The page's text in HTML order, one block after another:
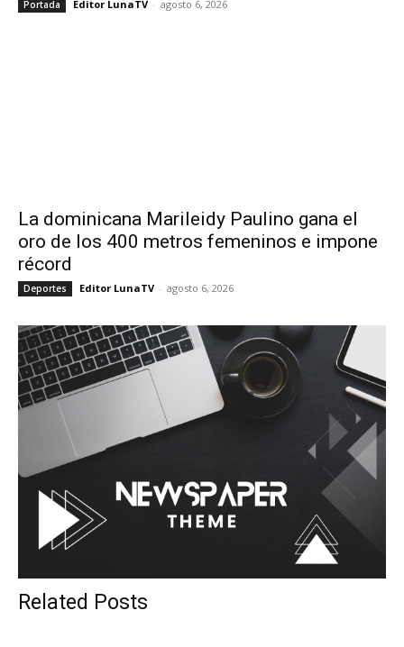
Portada Editor LunaTV - agosto 6, 2026
La dominicana Marileidy Paulino gana el
oro de los 400 metros femeninos e impone
récord
Deportes Editor LunaTV - agosto 6, 2026
Related Posts